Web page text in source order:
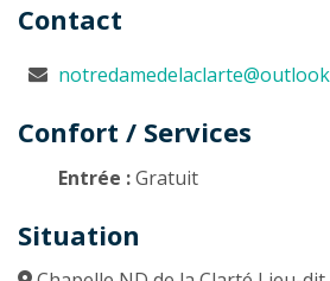
Contact
Confort / Services
Entrée :Gratuit
Situation